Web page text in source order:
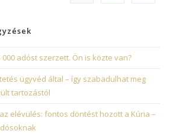
adóst szerzett. Ön is közte van?
ügyvéd által – így szabadulhat meg
tartozástól
elévülés: fontos döntést hozott a Kúria –